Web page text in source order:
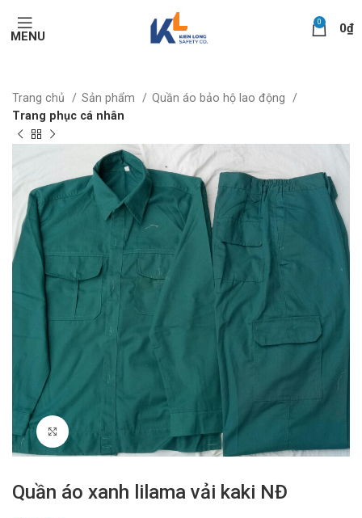
MENU
0 0₫
Trang chủ Sản phẩm
Quần áo bảo hộ lao động
Trang phục cá nhân
Click to enlarge
Quần áo xanh lilama vải kaki NĐ